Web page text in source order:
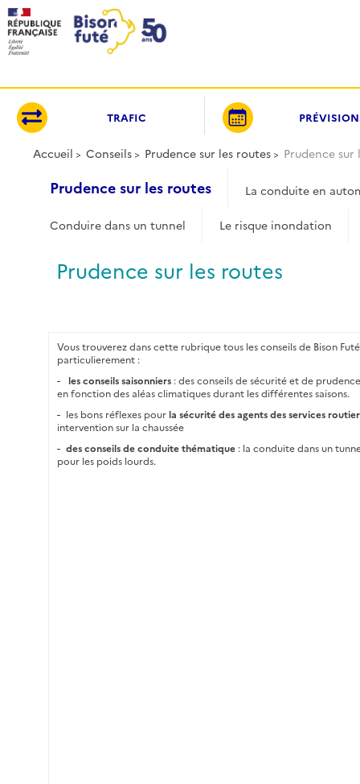
TRAFIC
Accueil Conseils Prudence sur les routes Prudence sur
Prudence sur les routes La conduite en
Conduire dans un tunnel Le risque inondation
Prudence sur les routes
Vous trouverez dans cette rubrique tous les conseils de Bison
particulierement :
les conseils saisonniers : des conseils de sécurité et de
en fonction des aléas climatiques durant les différentes saisons.
les bons réflexes pour la sécurité des agents des services
intervention sur la chaussée
des conseils de conduite thématique : la conduite dans un
pour les poids lourds.
Panneau de gestion des cookies